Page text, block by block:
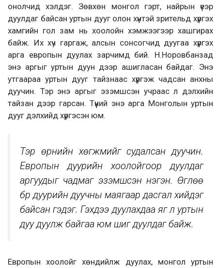
онолчид хэлдэг. Зөвхөн монгол гэрт, найрын үеэр
дуулдаг байсан уртын дууг олон хүнтэй зрительд хүргэх
хамгийн гол зам нь хоолойн хэмжээгээр хашгирах
байж. Их хүч гаргаж, алсын сонсогчид дуугаа хүргэх
арга европын дуулах зарчимд бий. Н.Норовбанзад
энэ аргыг уртын дуун дээр ашигласан байдаг. Энэ
утгаараа уртын дууг тайзнаас хүргэж чадсан анхны
дуучин. Тэр энэ аргыг эзэмшсэн учраас л дэлхийн
тайзан дээр гарсан. Түүний энэ арга Монголын уртын
дууг дэлхийд хүргэсэн юм.
Тэр өрнийн хөгжмийг судалсан дуучин.
Европын дуурийн хоолойгоор дуулдаг
аргуудыг чадмаг эзэмшсэн нэгэн. Өглөө
бүр дуурийн дуучны маягаар дасгал хийдэг
байсан гэдэг. Гэхдээ дуулахдаа яг л уртын
дуу дуулж байгаа юм шиг дуулдаг байж.
Европын хоолойг хөндийлж дуулах, монгол уртын